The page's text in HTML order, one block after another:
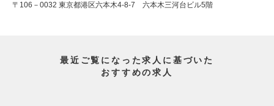
〒106－0032 東京都港区六本木4-8-7 六本木三河台ビル5階
最近ご覧になった求人に基づいた
おすすめの求人